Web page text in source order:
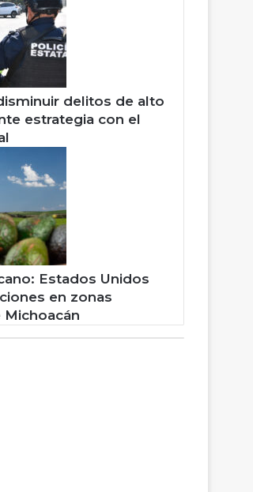
delitos de alto
estrategia con el
Estados Unidos
en zonas